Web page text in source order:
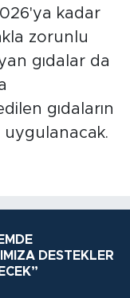
kadar
zorunlu
gıdalar da
gıdaların
uygulanacak.​​​​​​
DESTEKLER